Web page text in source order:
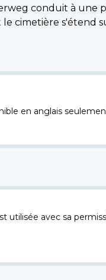
conduit à une
cimetière s'étend
en anglais
utilisée avec sa